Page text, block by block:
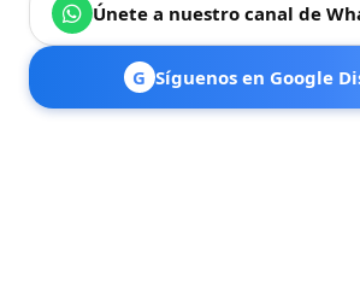
Únete a nuestro canal de
G Síguenos en Google